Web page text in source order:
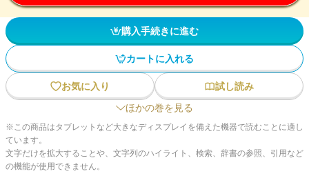
購入手続きに進む
カートに入れる
お気に入り
試し読み
ほかの巻を見る
※この商品はタブレットなど大きなディスプレイを備えた機器で読むことに適し
ています。
文字だけを拡大することや、文字列のハイライト、検索、辞書の参照、引用など
の機能が使用できません。